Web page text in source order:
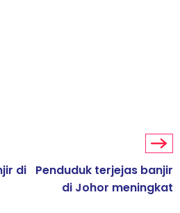
di
Penduduk terjejas banjir
di Johor meningkat